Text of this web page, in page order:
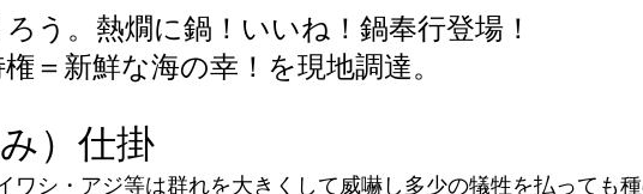
う。熱燗に鍋！いいね！鍋奉行登場！
＝新鮮な海の幸！を現地調達。
）仕掛
ワシ・アジ等は群れを大きくして威嚇し多少の犠牲を払っても種